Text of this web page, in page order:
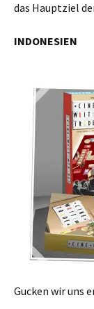
das Hauptziel
INDONESIEN
Gucken wir uns